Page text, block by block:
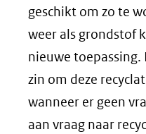
geschikt om zo te
weer als grondstof
nieuwe toepassing.
zin om deze
wanneer er geen
aan vraag naar